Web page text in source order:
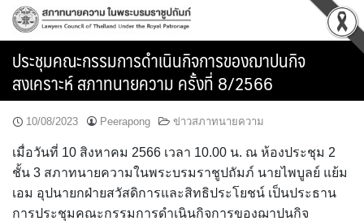
Skip
ประชุมคณะกรรมการดำเนินกิจการของฌาปนกิจ
สงเคราะห์ สภาทนายความ ครั้งที่ 8/2566
10/08/2023 Peerapong ข่าวสภาทนายความ
เมื่อวันที่ 10 สิงหาคม 2566 เวลา 10.00 น. ณ ห้องประชุม 2
ชั้น 3 สภาทนายความในพระบรมราชูปถัมภ์ นายไพบูลย์ แย้ม
เอม อุปนายกฝ่ายสวัสดิการและสิทธิประโยชน์ เป็นประธาน
การประชุมคณะกรรมการดำเนินกิจการของฌาปนกิจ